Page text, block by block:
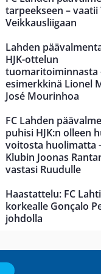
tarpeekseen – vaatii
Veikkausliigaan
Lahden
HJK-ottelun
tuomaritoiminnasta
esimerkkinä Lionel
José Mourinhoa
FC Lahden
puhisi HJK:n olleen
voitosta huolimatta
Klubin Joonas
vastasi Ruudulle
Haastattelu: FC
korkealle Gonçalo
johdolla